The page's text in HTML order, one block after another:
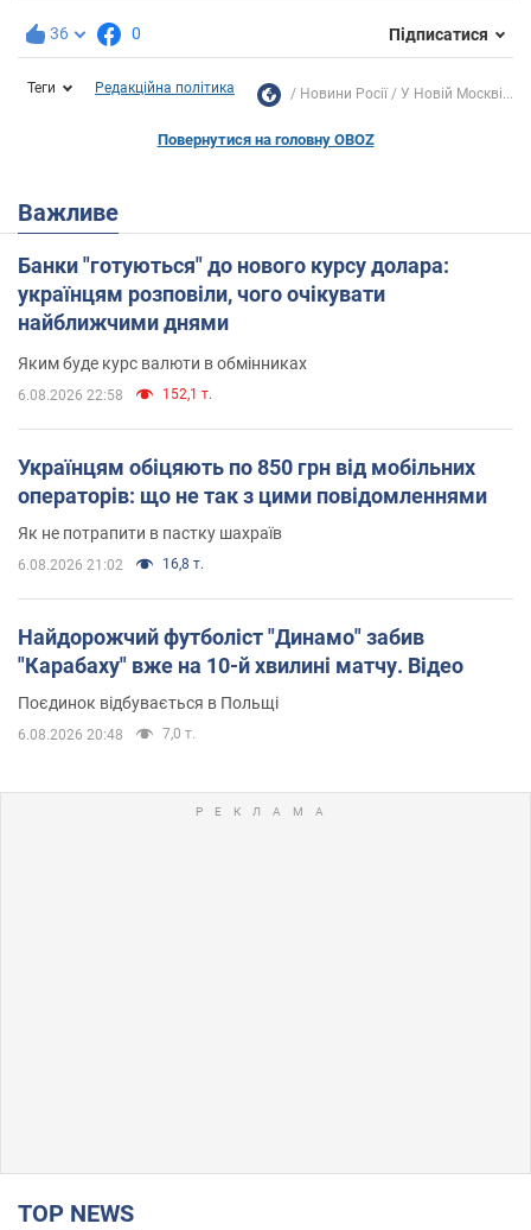
36 0 Підписатися
Теги Редакційна політика Новини Росії У Новій Москві...
Повернутися на головну OBOZ
Важливе
Банки "готуються" до нового курсу долара:
українцям розповіли, чого очікувати
найближчими днями
Яким буде курс валюти в обмінниках
6.08.2026 22:58 152,1 т.
Українцям обіцяють по 850 грн від мобільних
операторів: що не так з цими повідомленнями
Як не потрапити в пастку шахраїв
6.08.2026 21:02 16,8 т.
Найдорожчий футболіст "Динамо" забив
"Карабаху" вже на 10-й хвилині матчу. Відео
Поєдинок відбувається в Польщі
6.08.2026 20:48 7,0 т.
TOP NEWS